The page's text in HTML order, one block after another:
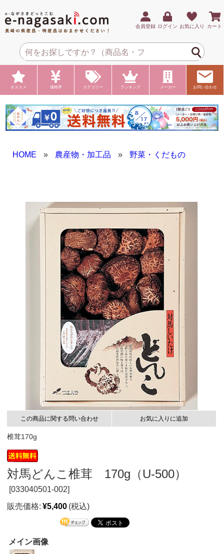
会員登録 ログイン お気に入り カート
オススメ 価格帯 カテゴリー ランキング メーカー お問い合わせ
HOME » 農産物・加工品 » 野菜・くだもの
この商品に関する問い合わせ お気に入りに追加
椎茸170g
対馬どんこ椎茸 170g（U-500）
[033040501-002]
販売価格: ¥5,400 (税込)
メイン画像